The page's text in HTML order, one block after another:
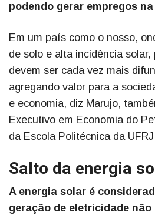
podendo gerar empregos
Em um país como o nosso,
de solo e alta incidência
devem ser cada vez mais
agregando valor para a
e economia, diz Marujo,
Executivo em Economia do
da Escola Politécnica da
Salto da energia
A energia solar é
geração de eletricidade